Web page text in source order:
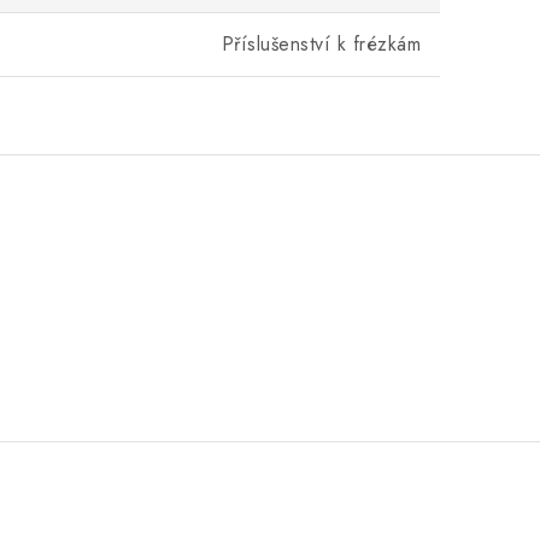
Příslušenství k frézkám